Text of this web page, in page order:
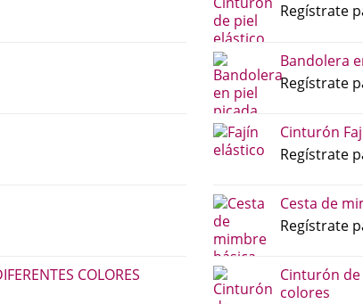
COLORES
Regístrate
Bandolera
Regístrate
Cinturón
Regístrate
Cesta de
Regístrate
Cinturón
colores